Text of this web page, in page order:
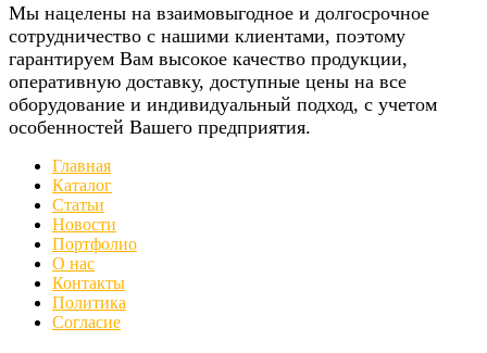
Мы нацелены на взаимовыгодное и долгосрочное
сотрудничество с нашими клиентами, поэтому
гарантируем Вам высокое качество продукции,
оперативную доставку, доступные цены на все
оборудование и индивидуальный подход, с учетом
особенностей Вашего предприятия.
Главная
Каталог
Статьи
Новости
Портфолио
О нас
Контакты
Политика
Согласие